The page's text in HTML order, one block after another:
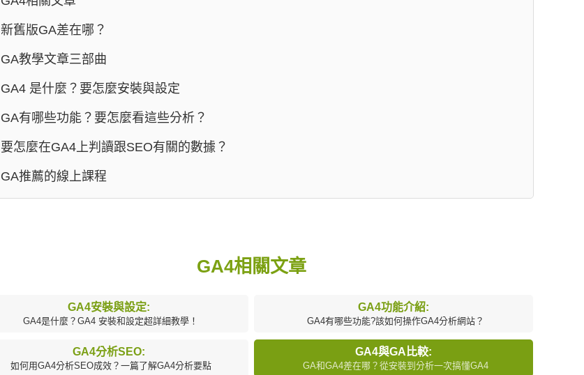
新舊版GA差在哪？
GA教學文章三部曲
GA4 是什麼？要怎麼安裝與設定
GA有哪些功能？要怎麼看這些分析？
要怎麼在GA4上判讀跟SEO有關的數據？
GA推薦的線上課程
GA4相關文章
GA4安裝與設定:
GA4是什麼？GA4 安裝和設定超詳細教學！
GA4功能介紹:
GA4有哪些功能?該如何操作GA4分析網站？
GA4分析SEO:
如何用GA4分析SEO成效？一篇了解GA4分析要點
GA4與GA比較:
GA和GA4差在哪？從安裝到分析一次搞懂GA4